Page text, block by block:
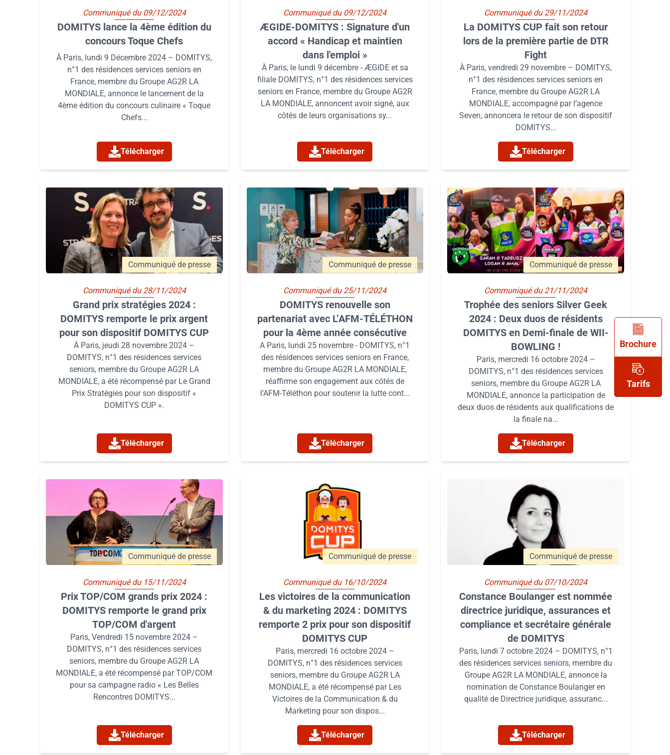
Communiqué du 09/12/2024
DOMITYS lance la 4ème édition du
concours Toque Chefs
À Paris, lundi 9 Décembre 2024 – DOMITYS,
n°1 des résidences services seniors en
France, membre du Groupe AG2R LA
MONDIALE, annonce le lancement de la
4ème édition du concours culinaire « Toque
Chefs...
Télécharger
Communiqué du 09/12/2024
ÆGIDE-DOMITYS : Signature d'un
accord « Handicap et maintien
dans l'emploi »
À Paris, le lundi 9 décembre - ÆGIDE et sa
filiale DOMITYS, n°1 des résidences services
seniors en France, membre du Groupe AG2R
LA MONDIALE, annoncent avoir signé, aux
côtés de leurs organisations sy...
Télécharger
Communiqué du 29/11/2024
La DOMITYS CUP fait son retour
lors de la première partie de DTR
Fight
À Paris, vendredi 29 novembre – DOMITYS,
n°1 des résidences services seniors en
France, membre du Groupe AG2R LA
MONDIALE, accompagné par l’agence
Seven, annoncera le retour de son dispositif
DOMITYS...
Télécharger
Communiqué de presse
Communiqué du 28/11/2024
Grand prix stratégies 2024 :
DOMITYS remporte le prix argent
pour son dispositif DOMITYS CUP
À Paris, jeudi 28 novembre 2024 –
DOMITYS, n°1 des résidences services
seniors, membre du Groupe AG2R LA
MONDIALE, a été récompensé par Le Grand
Prix Stratégies pour son dispositif «
DOMITYS CUP ».
Télécharger
Communiqué de presse
Communiqué du 25/11/2024
DOMITYS renouvelle son
partenariat avec L’AFM-TÉLÉTHON
pour la 4ème année consécutive
A Paris, lundi 25 novembre - DOMITYS, n°1
des résidences services seniors en France,
membre du Groupe AG2R LA MONDIALE,
réaffirme son engagement aux côtés de
l’AFM-Téléthon pour soutenir la lutte cont...
Télécharger
Communiqué de presse
Communiqué du 21/11/2024
Trophée des seniors Silver Geek
2024 : Deux duos de résidents
DOMITYS en Demi-finale de WII-
BOWLING !
Paris, mercredi 16 octobre 2024 –
DOMITYS, n°1 des résidences services
seniors, membre du Groupe AG2R LA
MONDIALE, annonce la participation de
deux duos de résidents aux qualifications de
la finale na...
Télécharger
Communiqué de presse
Communiqué du 15/11/2024
Prix TOP/COM grands prix 2024 :
DOMITYS remporte le grand prix
TOP/COM d'argent
Paris, Vendredi 15 novembre 2024 –
DOMITYS, n°1 des résidences services
seniors, membre du Groupe AG2R LA
MONDIALE, a été récompensé par TOP/COM
pour sa campagne radio « Les Belles
Rencontres DOMITYS...
Télécharger
Communiqué de presse
Communiqué du 16/10/2024
Les victoires de la communication
& du marketing 2024 : DOMITYS
remporte 2 prix pour son dispositif
DOMITYS CUP
Paris, mercredi 16 octobre 2024 –
DOMITYS, n°1 des résidences services
seniors, membre du Groupe AG2R LA
MONDIALE, a été récompensé par Les
Victoires de la Communication & du
Marketing pour son dispos...
Télécharger
Communiqué de presse
Communiqué du 07/10/2024
Constance Boulanger est nommée
directrice juridique, assurances et
compliance et secrétaire générale
de DOMITYS
Paris, lundi 7 octobre 2024 – DOMITYS, n°1
des résidences services seniors, membre du
Groupe AG2R LA MONDIALE, annonce la
nomination de Constance Boulanger en
qualité de Directrice juridique, assuranc...
Télécharger
Brochure
Tarifs